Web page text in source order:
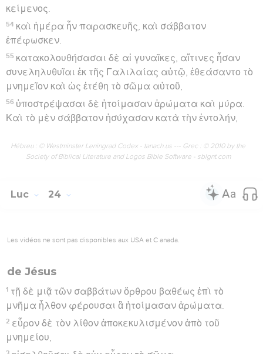
κείμενος.
54 καὶ ἡμέρα ἦν παρασκευῆς, καὶ σάββατον
ἐπέφωσκεν.
55 κατακολουθήσασαι δὲ αἱ γυναῖκες, αἵτινες ἦσαν
συνεληλυθυῖαι ἐκ τῆς Γαλιλαίας αὐτῷ, ἐθεάσαντο τὸ
μνημεῖον καὶ ὡς ἐτέθη τὸ σῶμα αὐτοῦ,
56 ὑποστρέψασαι δὲ ἡτοίμασαν ἀρώματα καὶ μύρα.
Καὶ τὸ μὲν σάββατον ἡσύχασαν κατὰ τὴν ἐντολήν,
Hébreu : © Westminster Leningrad Codex - tanach.us --- Grec : © 2010 by the
Society of Biblical Literature and Logos Bible Software - sblgnt.com
Luc 24
Les vidéos ne sont pas disponibles aux USA et C anada.
de Jésus
1 τῇ δὲ μιᾷ τῶν σαββάτων ὄρθρου βαθέως ἐπὶ τὸ
μνῆμα ἦλθον φέρουσαι ἃ ἡτοίμασαν ἀρώματα.
2 εὗρον δὲ τὸν λίθον ἀποκεκυλισμένον ἀπὸ τοῦ
μνημείου,
3